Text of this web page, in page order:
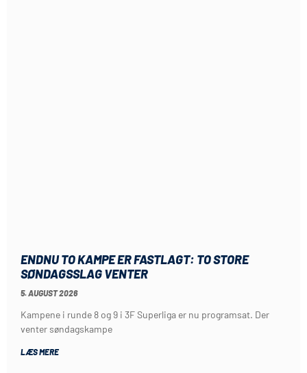
ENDNU TO KAMPE ER FASTLAGT: TO STORE
SØNDAGSSLAG VENTER
5. AUGUST 2026
Kampene i runde 8 og 9 i 3F Superliga er nu programsat. Der
venter søndagskampe
LÆS MERE